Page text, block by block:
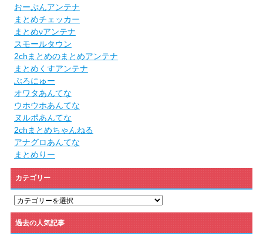
おーぷんアンテナ
まとめチェッカー
まとめνアンテナ
スモールタウン
2chまとめのまとめアンテナ
まとめくすアンテナ
ぶろにゅー
オワタあんてな
ウホウホあんてな
ヌルポあんてな
2chまとめちゃんねる
アナグロあんてな
まとめりー
カテゴリー
カ
ゴ
リ
過去の人気記事